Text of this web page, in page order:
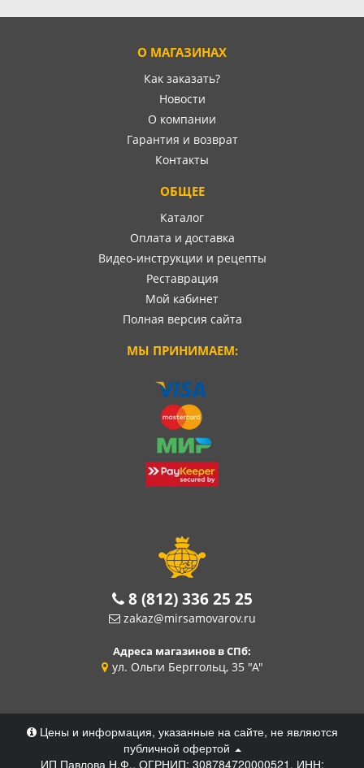
О МАГАЗИНАХ
Как заказать?
Новости
О компании
Гарантия и возврат
Контакты
ОБЩЕЕ
Каталог
Оплата и доставка
Видео-инструкции и рецепты
Реставрация
Мой кабинет
Полная версия сайта
МЫ ПРИНИМАЕМ:
8 (812) 336 25 25
zakaz@mirsamovarov.ru
Адреса магазинов в СПб:
ул. Ольги Берггольц, 35 "А"
Цены и информация, указанные на сайте, не являются
публичной офертой
ИП Павлова Н.Ф., ОГРНИП: 308784720000521, ИНН: